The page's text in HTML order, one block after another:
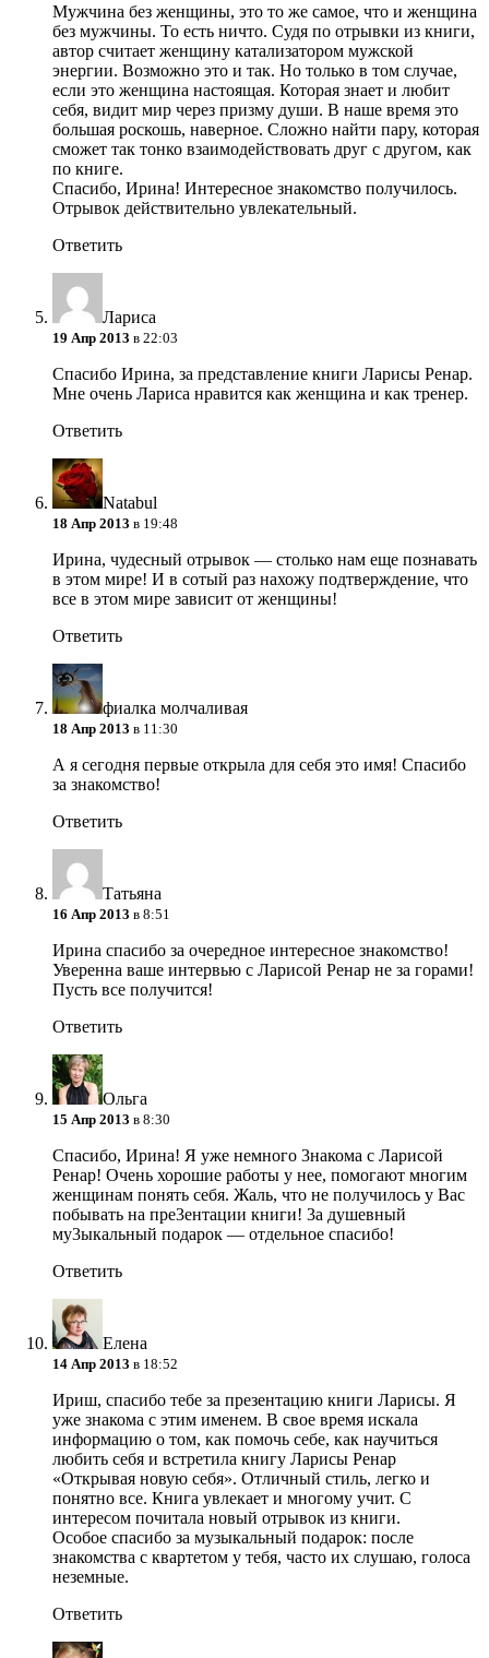
Мужчина без женщины, это то же самое, что и женщина
без мужчины. То есть ничто. Судя по отрывки из книги,
автор считает женщину катализатором мужской
энергии. Возможно это и так. Но только в том случае,
если это женщина настоящая. Которая знает и любит
себя, видит мир через призму души. В наше время это
большая роскошь, наверное. Сложно найти пару, которая
сможет так тонко взаимодействовать друг с другом, как
по книге.
Спасибо, Ирина! Интересное знакомство получилось.
Отрывок действительно увлекательный.
Ответить
Лариса
19 Апр 2013 в 22:03
Спасибо Ирина, за представление книги Ларисы Ренар.
Мне очень Лариса нравится как женщина и как тренер.
Ответить
Natabul
18 Апр 2013 в 19:48
Ирина, чудесный отрывок — столько нам еще познавать
в этом мире! И в сотый раз нахожу подтверждение, что
все в этом мире зависит от женщины!
Ответить
фиалка молчаливая
18 Апр 2013 в 11:30
А я сегодня первые открыла для себя это имя! Спасибо
за знакомство!
Ответить
Татьяна
16 Апр 2013 в 8:51
Ирина спасибо за очередное интересное знакомство!
Уверенна ваше интервью с Ларисой Ренар не за горами!
Пусть все получится!
Ответить
Ольга
15 Апр 2013 в 8:30
Спасибо, Ирина! Я уже немного 3накома с Ларисой
Ренар! Очень хорошие работы у нее, помогают многим
женщинам понять себя. Жаль, что не получилось у Вас
побывать на пре3ентации книги! 3а душевный
му3ыкальный подарок — отдельное спасибо!
Ответить
Елена
14 Апр 2013 в 18:52
Ириш, спасибо тебе за презентацию книги Ларисы. Я
уже знакома с этим именем. В свое время искала
информацию о том, как помочь себе, как научиться
любить себя и встретила книгу Ларисы Ренар
«Открывая новую себя». Отличный стиль, легко и
понятно все. Книга увлекает и многому учит. С
интересом почитала новый отрывок из книги.
Особое спасибо за музыкальный подарок: после
знакомства с квартетом у тебя, часто их слушаю, голоса
неземные.
Ответить